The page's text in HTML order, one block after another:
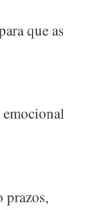
que as
emocional
prazos,